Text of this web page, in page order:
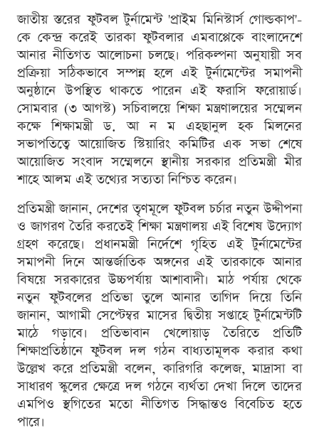
জাতীয় স্তরের ফুটবল টুর্নামেন্ট 'প্রাইম মিনিস্টার্স গোল্ডকাপ'-
কে কেন্দ্র করেই তারকা ফুটবলার এমবাপ্পেকে বাংলাদেশে
আনার নীতিগত আলোচনা চলছে। পরিকল্পনা অনুযায়ী সব
প্রক্রিয়া সঠিকভাবে সম্পন্ন হলে এই টুর্নামেন্টের সমাপনী
অনুষ্ঠানে উপস্থিত থাকতে পারেন এই ফরাসি ফরোয়ার্ড।
সোমবার (৩ আগস্ট) সচিবালয়ে শিক্ষা মন্ত্রণালয়ের সম্মেলন
কক্ষে শিক্ষামন্ত্রী ড. আ ন ম এহছানুল হক মিলনের
সভাপতিত্বে আয়োজিত স্টিয়ারিং কমিটির এক সভা শেষে
আয়োজিত সংবাদ সম্মেলনে স্থানীয় সরকার প্রতিমন্ত্রী মীর
শাহে আলম এই তথ্যের সত্যতা নিশ্চিত করেন।
প্রতিমন্ত্রী জানান, দেশের তৃণমূলে ফুটবল চর্চার নতুন উদ্দীপনা
ও জাগরণ তৈরি করতেই শিক্ষা মন্ত্রণালয় এই বিশেষ উদ্যোগ
গ্রহণ করেছে। প্রধানমন্ত্রী নির্দেশে গৃহিত এই টুর্নামেন্টের
সমাপনী দিনে আন্তর্জাতিক অঙ্গনের এই তারকাকে আনার
বিষয়ে সরকারের উচ্চপর্যায় আশাবাদী। মাঠ পর্যায় থেকে
নতুন ফুটবলের প্রতিভা তুলে আনার তাগিদ দিয়ে তিনি
জানান, আগামী সেপ্টেম্বর মাসের দ্বিতীয় সপ্তাহে টুর্নামেন্টটি
মাঠে গড়াবে। প্রতিভাবান খেলোয়াড় তৈরিতে প্রতিটি
শিক্ষাপ্রতিষ্ঠানে ফুটবল দল গঠন বাধ্যতামূলক করার কথা
উল্লেখ করে প্রতিমন্ত্রী বলেন, কারিগরি কলেজ, মাদ্রাসা বা
সাধারণ স্কুলের ক্ষেত্রে দল গঠনে ব্যর্থতা দেখা দিলে তাদের
এমপিও স্থগিতের মতো নীতিগত সিদ্ধান্তও বিবেচিত হতে
পারে।